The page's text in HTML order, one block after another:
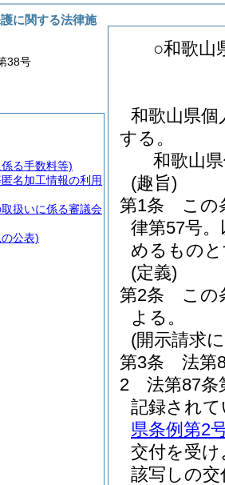
○和歌山
和歌山県
する。
和歌山
(趣旨)
第1条
この
律第57号
めるもの
(定義)
第2条
この
よる。
(開示請求
第3条
法第
2
法第87条
記録され
県条例第2
交付を受
該写しの
に関する法律施
38号
る手数料等)
名加工情報の利用
扱いに係る審議会
公表)